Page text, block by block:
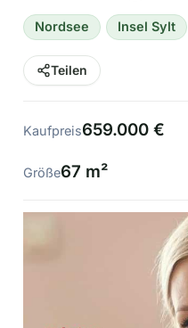
Nordsee Insel Sylt
Teilen
Kaufpreis659.000 €
Größe67 m²